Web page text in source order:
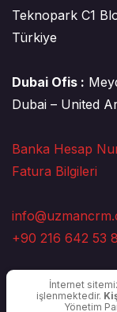
Teknopark C1
Türkiye
Dubai Ofis :
Dubai – United
Banka Hesap
Fatura Bilgileri
+90 216 642 53
İnternet
işlenmektedir.
Yönetim